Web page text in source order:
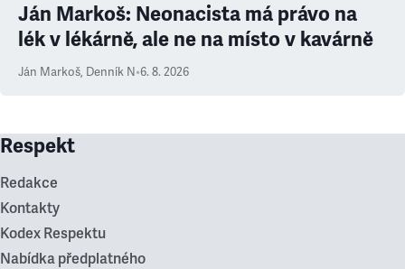
Ján Markoš: Neonacista má právo na
lék v lékárně, ale ne na místo v kavárně
Ján Markoš, Denník N•6. 8. 2026
Respekt
Redakce
Kontakty
Kodex Respektu
Nabídka předplatného